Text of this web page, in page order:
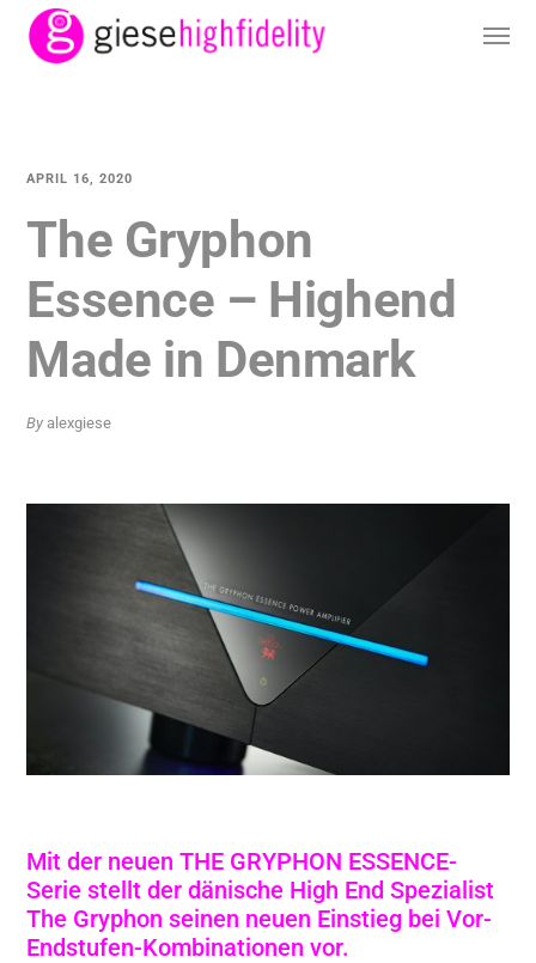
APRIL 16, 2020
The Gryphon
Essence – Highend
Made in Denmark
Byalexgiese
Mit der neuen THE GRYPHON ESSENCE-
Serie stellt der dänische High End Spezialist
The Gryphon seinen neuen Einstieg bei Vor-
Endstufen-Kombinationen vor.